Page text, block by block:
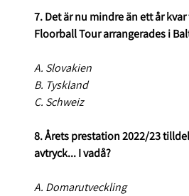
7. Det är nu mindre än ett år
Floorball Tour arrangerades i
A. Slovakien
B. Tyskland
C. Schweiz
8. Årets prestation 2022/23
avtryck... I vadå?
A. Domarutveckling